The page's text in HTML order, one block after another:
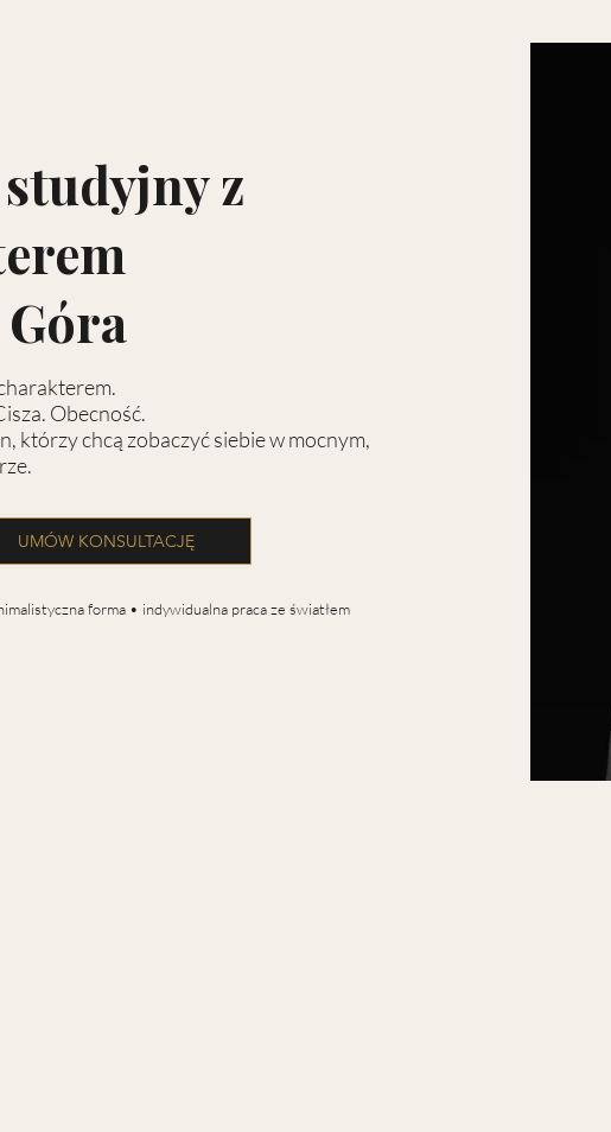
z
Obecność.
którzy chcą zobaczyć siebie w mocnym,
UMÓW KONSULTACJĘ
forma • indywidualna praca ze światłem